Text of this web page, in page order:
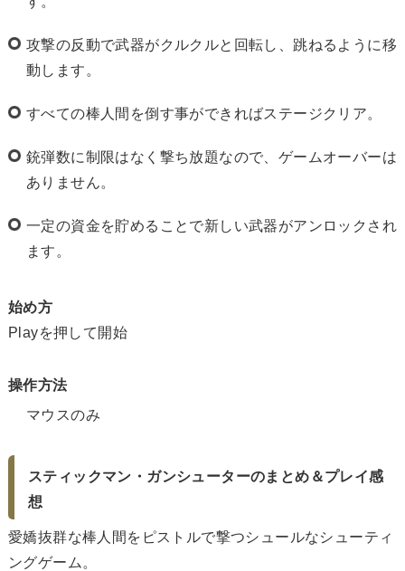
攻撃の反動で武器がクルクルと回転し、跳ねるように移
動します。
すべての棒人間を倒す事ができればステージクリア。
銃弾数に制限はなく撃ち放題なので、ゲームオーバーは
ありません。
一定の資金を貯めることで新しい武器がアンロックされ
ます。
始め方
Playを押して開始
操作方法
マウスのみ
スティックマン・ガンシューターのまとめ＆プレイ感
想
愛嬌抜群な棒人間をピストルで撃つシュールなシューティ
ングゲーム。